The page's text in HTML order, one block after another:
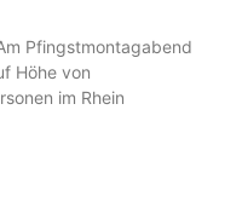
Pfingstmontagabend
Höhe von
im Rhein